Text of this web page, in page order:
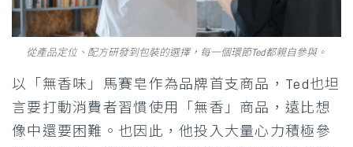
從產品定位、配方研發到包裝的選擇，每一個環節Ted都親自參與。
以「無香味」馬賽皂作為品牌首支商品，Ted也坦
言要打動消費者習慣使用「無香」商品，遠比想
像中還要困難。也因此，他投入大量心力積極參